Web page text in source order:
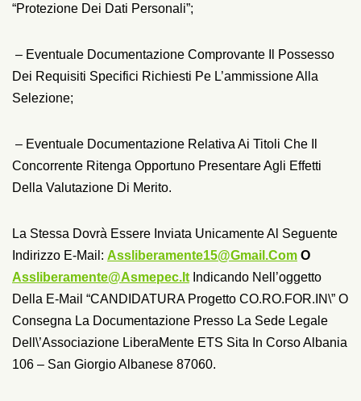
“protezione Dei Dati Personali”;
– Eventuale Documentazione Comprovante Il Possesso
Dei Requisiti Specifici Richiesti Pe L’ammissione Alla
Selezione;
– Eventuale Documentazione Relativa Ai Titoli Che Il
Concorrente Ritenga Opportuno Presentare Agli Effetti
Della Valutazione Di Merito.
La Stessa Dovrà Essere Inviata Unicamente Al Seguente
Indirizzo E-Mail: Assliberamente15@gmail.com O
Assliberamente@asmepec.it Indicando Nell’oggetto
Della E-Mail “CANDIDATURA Progetto CO.RO.FOR.IN\” O
Consegna La Documentazione Presso La Sede Legale
Dell\’associazione LiberaMente ETS Sita In Corso Albania
106 – San Giorgio Albanese 87060.